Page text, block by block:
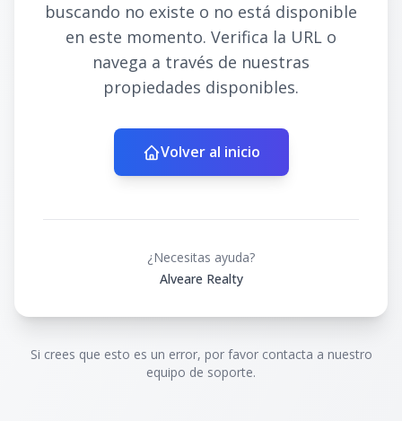
buscando no existe o no está disponible
en este momento. Verifica la URL o
navega a través de nuestras
propiedades disponibles.
Volver al inicio
¿Necesitas ayuda?
Alveare Realty
Si crees que esto es un error, por favor contacta a nuestro
equipo de soporte.